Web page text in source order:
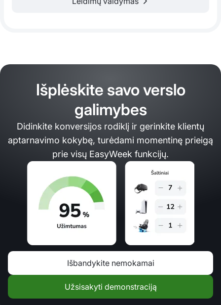
Išplėskite savo verslo
galimybes
Didinkite konversijos rodiklį ir gerinkite klientų
aptarnavimo kokybę, turėdami momentinę prieigą
prie visų EasyWeek funkcijų.
Išbandykite nemokamai
Užsisakyti demonstraciją